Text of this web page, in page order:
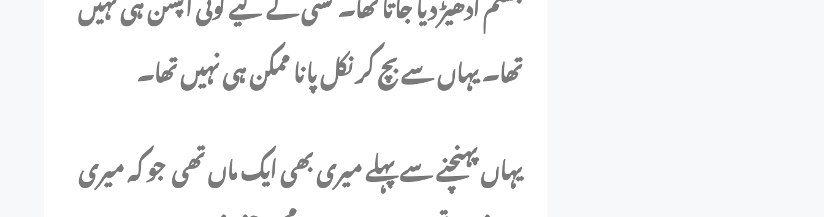
تھا۔ یہاں سے بچ کر نکل پانا ممکن ہی نہیں تھا۔
یہاں پہنچنے سے پہلے میری بھی ایک ماں تھی جو کہ میری